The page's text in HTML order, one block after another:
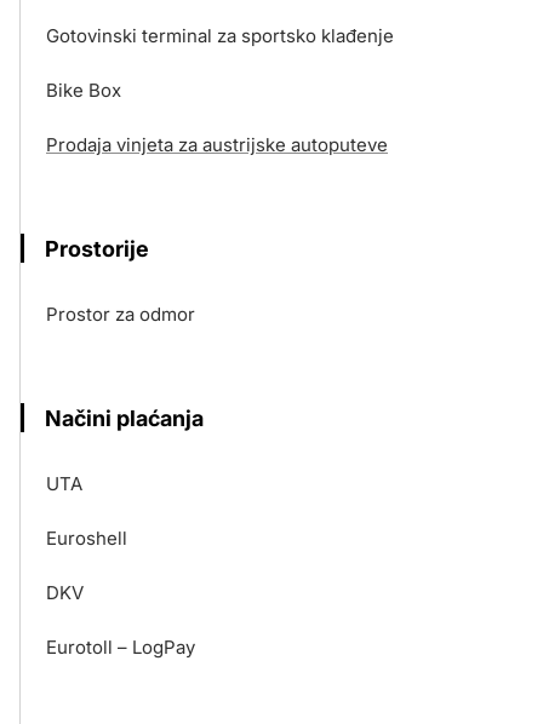
Gotovinski terminal za sportsko klađenje
Bike Box
Prodaja vinjeta za austrijske autoputeve
Prostorije
Prostor za odmor
Načini plaćanja
UTA
Euroshell
DKV
Eurotoll – LogPay